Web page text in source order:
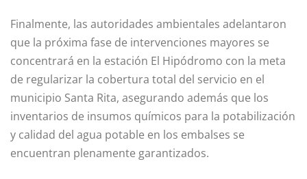
Finalmente, las autoridades ambientales adelantaron
que la próxima fase de intervenciones mayores se
concentrará en la estación El Hipódromo con la meta
de regularizar la cobertura total del servicio en el
municipio Santa Rita, asegurando además que los
inventarios de insumos químicos para la potabilización
y calidad del agua potable en los embalses se
encuentran plenamente garantizados.